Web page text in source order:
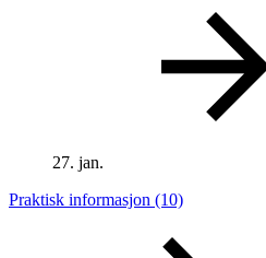
27. jan.
Praktisk informasjon (10)